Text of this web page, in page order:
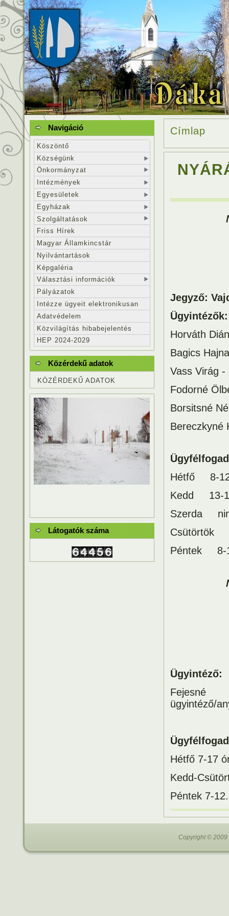
Címlap
Jegyző:
Ügyintézők:
Horváth
Bagics
Vass Virág -
Fodorné
Borsitsné
Bereczkyné
Hétfő 8-
Kedd 13-
Szerda
Csütörtök
Péntek 8-
Ügyintéző:
ügyintéző/
Hétfő 7-17
Kedd-
Péntek 7-
Navigáció
Köszöntő
Községünk
Önkormányzat
Intézmények
Egyesületek
Egyházak
Szolgáltatások
Friss Hírek
Magyar Államkincstár
Nyilvántartások
Képgaléria
Választási információk
Pályázatok
Intézze ügyeit elektronikusan
Adatvédelem
Közvilágítás hibabejelentés
HEP 2024-2029
Közérdekű adatok
KÖZÉRDEKŰ ADATOK
Látogatók száma
Copyright © 2009